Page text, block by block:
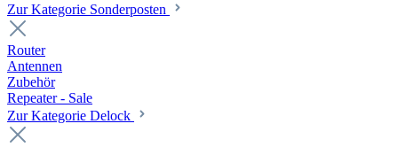
Zur Kategorie Sonderposten
Router
Antennen
Zubehör
Repeater - Sale
Zur Kategorie Delock